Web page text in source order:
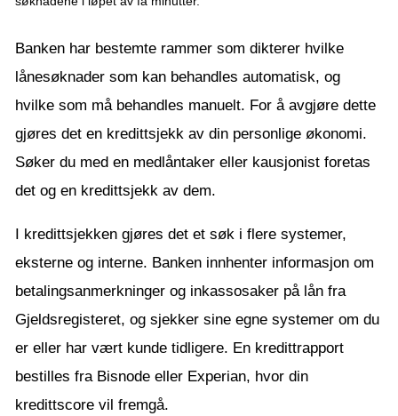
Banken har bestemte rammer som dikterer hvilke
lånesøknader som kan behandles automatisk, og
hvilke som må behandles manuelt. For å avgjøre dette
gjøres det en kredittsjekk av din personlige økonomi.
Søker du med en medlåntaker eller kausjonist foretas
det og en kredittsjekk av dem.
I kredittsjekken gjøres det et søk i flere systemer,
eksterne og interne. Banken innhenter informasjon om
betalingsanmerkninger og inkassosaker på lån fra
Gjeldsregisteret, og sjekker sine egne systemer om du
er eller har vært kunde tidligere. En kredittrapport
bestilles fra Bisnode eller Experian, hvor din
kredittscore vil fremgå.